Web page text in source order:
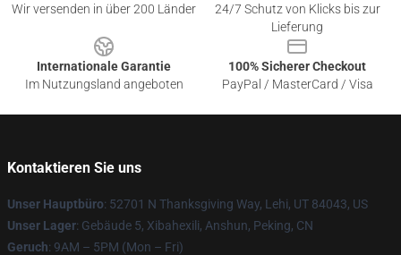
Wir versenden in über 200 Länder
24/7 Schutz von Klicks bis zur
Lieferung
Internationale Garantie
Im Nutzungsland angeboten
100% Sicherer Checkout
PayPal / MasterCard / Visa
Kontaktieren Sie uns
Unser Hauptbüro: 52701 N Thanksgiving Way, Lehi, UT 84043, US
Unser Lager: Gebäude 5, Xibahexili, Anshun, Peking, CN
Geruch: 9AM – 5PM (Mon – Fri)